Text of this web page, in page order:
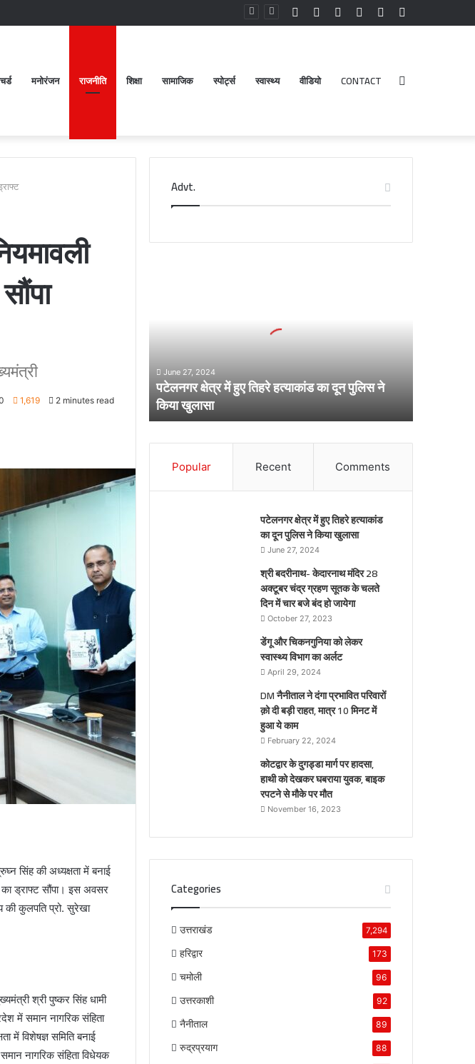
Random
Log
Instagram
YouTube
Facebook
मनोरंजन राजनीति शिक्षा सामाजिक स्पोर्ट्स स्वास्थ्य वीडियो CONTACT
1,619 2 minutes read
सिंह की अध्यक्षता में बनाई
का ड्राफ्ट सौंपा। इस अवसर
की कुलपति प्रो. सुरेखा
श्री पुष्कर सिंह धामी
में समान नागरिक संहिता
में विशेषज्ञ समिति बनाई
नागरिक संहिता विधेयक
Advt.
दून
पुलिस
किया
June 27, 2024
पटेलनगर क्षेत्र में हुए तिहरे हत्याकांड का दून पुलिस ने
किया खुलासा
Popular Recent Comments
पटेलनगर क्षेत्र में हुए तिहरे हत्याकांड
का दून पुलिस ने किया खुलासा
June 27, 2024
श्री बदरीनाथ- केदारनाथ मंदिर 28
अक्टूबर चंद्र ग्रहण सूतक के चलते
दिन में चार बजे बंद हो जायेगा
October 27, 2023
डेंगू और चिकनगुनिया को लेकर
स्वास्थ्य विभाग का अर्लट
April 29, 2024
DM नैनीताल ने दंगा प्रभावित परिवारों
क़ो दी बड़ी राहत, मात्र 10 मिनट में
हुआ ये काम
February 22, 2024
कोटद्वार के दुगड्डा मार्ग पर हादसा,
हाथी को देखकर घबराया युवक, बाइक
रपटने से मौके पर मौत
November 16, 2023
Categories
उत्तराखंड 7,294
हरिद्वार 173
चमोली 96
उत्तरकाशी 92
नैनीताल 89
रुद्रप्रयाग 88